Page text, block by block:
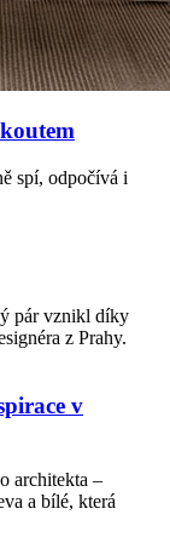
spí, odpočívá i
pár vznikl díky
z Prahy.
v
architekta –
a bílé, která